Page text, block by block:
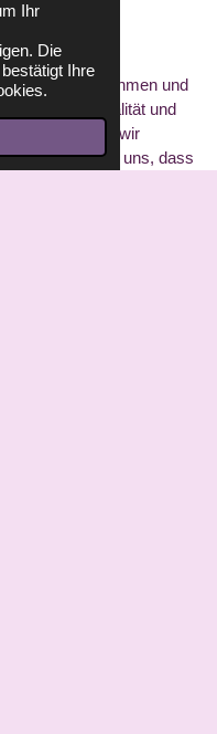
Ihr
Die
Ihre
unser Unternehmen und
Wert auf Qualität und
uns, während wir
Wir freuen uns, dass